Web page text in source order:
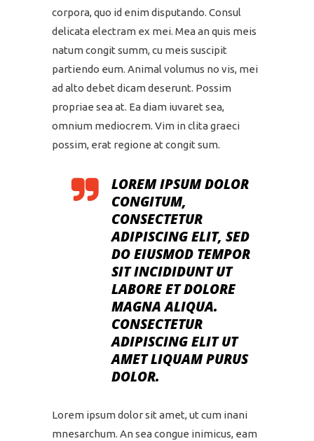
corpora, quo id enim disputando. Consul
delicata electram ex mei. Mea an quis meis
natum congit summ, cu meis suscipit
partiendo eum. Animal volumus no vis, mei
ad alto debet dicam deserunt. Possim
propriae sea at. Ea diam iuvaret sea,
omnium mediocrem. Vim in clita graeci
possim, erat regione at congit sum.
LOREM IPSUM DOLOR
CONGITUM,
CONSECTETUR
ADIPISCING ELIT, SED
DO EIUSMOD TEMPOR
SIT INCIDIDUNT UT
LABORE ET DOLORE
MAGNA ALIQUA.
CONSECTETUR
ADIPISCING ELIT UT
AMET LIQUAM PURUS
DOLOR.
Lorem ipsum dolor sit amet, ut cum inani
mnesarchum. An sea congue inimicus, eam